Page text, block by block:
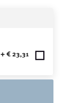
+ € 23,31